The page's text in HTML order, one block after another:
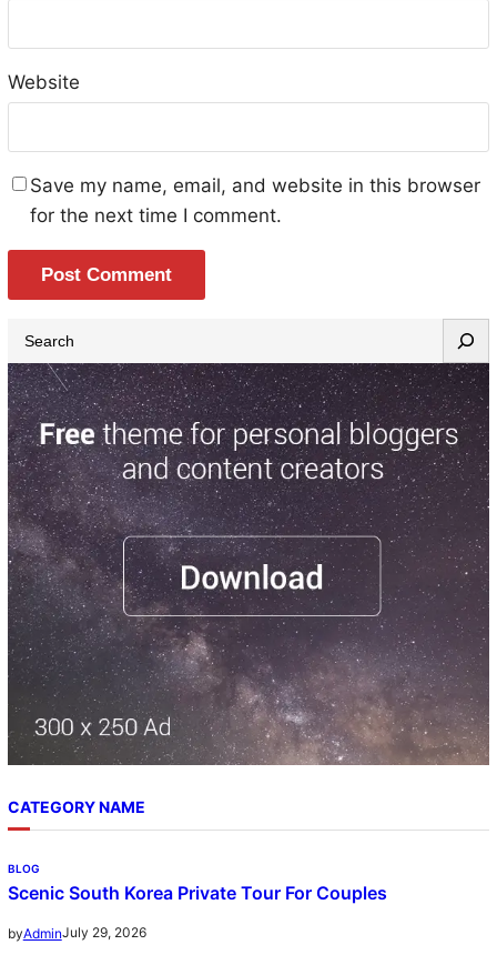
Website
Save my name, email, and website in this browser
for the next time I comment.
e
a
r
c
h
CATEGORY NAME
BLOG
Scenic South Korea Private Tour For Couples
byAdminJuly 29, 2026